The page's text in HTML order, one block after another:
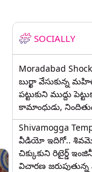
SOCIALLY
Moradabad
బుర్ఖా వేసుకున్న
పట్టుకుని ముద్దు
కామాంధుడు,
Shivamogga
వీడియో ఇదిగో..
చిక్కుకుని రిటైర్డ్
విచారణ